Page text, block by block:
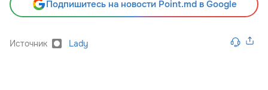
Подпишитесь на новости Point.md в Google
Источник Lady